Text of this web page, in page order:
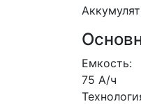
Емкость:
75 А/ч